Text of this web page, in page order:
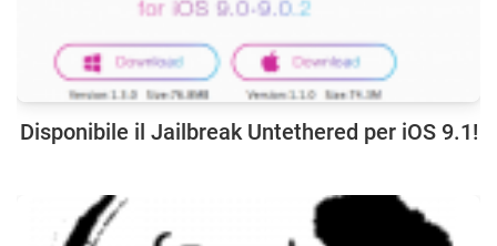
Disponibile il Jailbreak Untethered per iOS 9.1!